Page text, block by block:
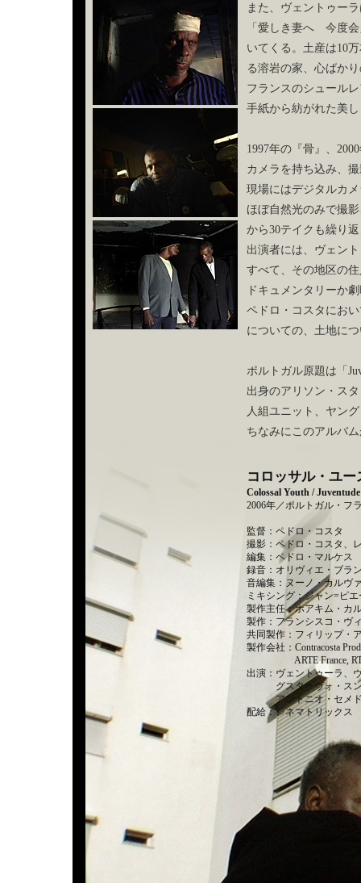
また、ヴェントゥー
「愛しき妻へ 今度
いてくる。土産は10
る溶岩の家、心ばか
フランスのシュール
手紙から紡がれた美
1997年の『骨』、
カメラを持ち込み、
現場にはデジタルカ
ほぼ自然光のみで撮
から30テイクも繰り
出演者には、ヴェン
すべて、その地区の
ドキュメンタリーか
ペドロ・コスタにお
についての、土地に
ポルトガル原題は「
出身のアリソン・ス
人組ユニット、ヤン
ちなみにこのアルバ
コロッサル・ユ
Colossal Youth /
2006年／ポルトガル・フ
監督：ペドロ・コスタ
撮影：ペドロ・コスタ、
編集：ペドロ・マルケス
録音：オリヴィエ・ブラ
音編集：ヌーノ・カルヴ
ミキシング：ジャン=ピ
製作主任：ホアキム・カ
製作：フランシスコ・ヴ
共同製作：フィリップ・
製作会社：Contracosta
ARTE France,
出演：ヴェントゥーラ、
グスターヴォ・スンプ
アントニオ・セメド
配給：シネマトリックス